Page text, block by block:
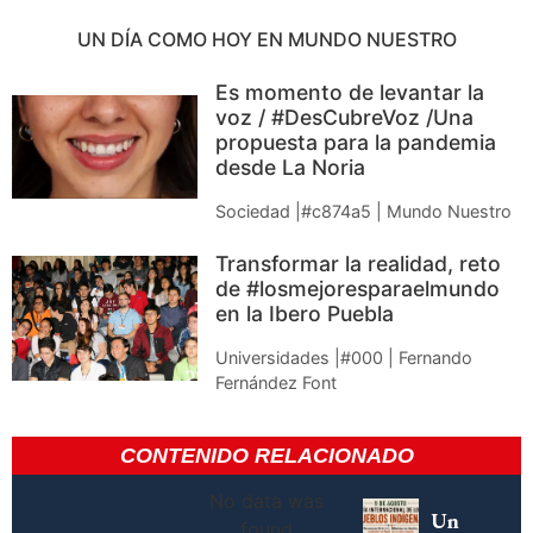
UN DÍA COMO HOY EN MUNDO NUESTRO
Es momento de levantar la
voz / #DesCubreVoz /Una
propuesta para la pandemia
desde La Noria
Sociedad |#c874a5 | Mundo Nuestro
Transformar la realidad, reto
de #losmejoresparaelmundo
en la Ibero Puebla
Universidades |#000 | Fernando
Fernández Font
CONTENIDO RELACIONADO
No data was
Un